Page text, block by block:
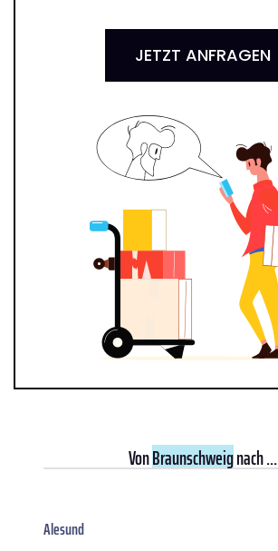
JETZT ANFRAGEN
VonBraunschweignach ...
Alesund